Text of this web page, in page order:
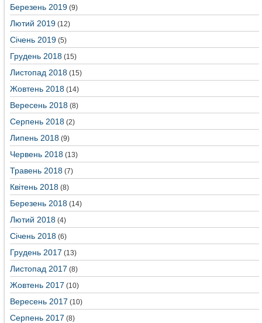
Березень 2019 (9)
Лютий 2019 (12)
Січень 2019 (5)
Грудень 2018 (15)
Листопад 2018 (15)
Жовтень 2018 (14)
Вересень 2018 (8)
Серпень 2018 (2)
Липень 2018 (9)
Червень 2018 (13)
Травень 2018 (7)
Квітень 2018 (8)
Березень 2018 (14)
Лютий 2018 (4)
Січень 2018 (6)
Грудень 2017 (13)
Листопад 2017 (8)
Жовтень 2017 (10)
Вересень 2017 (10)
Серпень 2017 (8)